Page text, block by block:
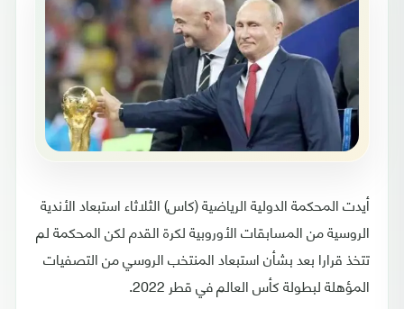
أيدت المحكمة الدولية الرياضية (كاس) الثلاثاء استبعاد الأندية
الروسية من المسابقات الأوروبية لكرة القدم لكن المحكمة لم
تتخذ قرارا بعد بشأن استبعاد المنتخب الروسي من التصفيات
المؤهلة لبطولة كأس العالم في قطر 2022.